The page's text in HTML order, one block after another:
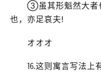
③虽其形魁然大者也
也，亦足哀夫!
オオオ
⒗这则寓言写法上有